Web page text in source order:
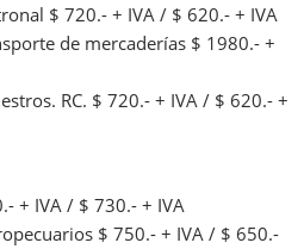
$ 720.- + IVA / $ 620.- + IVA
de mercaderías $ 1980.- +
RC. $ 720.- + IVA / $ 620.- +
+ IVA / $ 730.- + IVA
$ 750.- + IVA / $ 650.-